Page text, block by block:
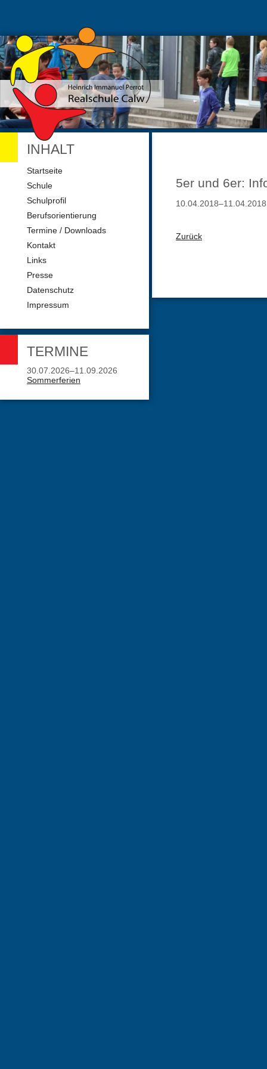
5er und 6er:
10.04.2018–11.04.2018
Zurück
INHALT
Navigation
Startseite
Schule
Schulprofil
Berufsorientierung
Termine / Downloads
Kontakt
Links
Presse
Datenschutz
Impressum
TERMINE
30.07.2026–11.09.2026
Sommerferien